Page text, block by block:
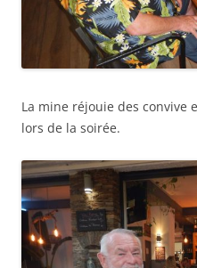
La mine réjouie des
lors de la soirée.